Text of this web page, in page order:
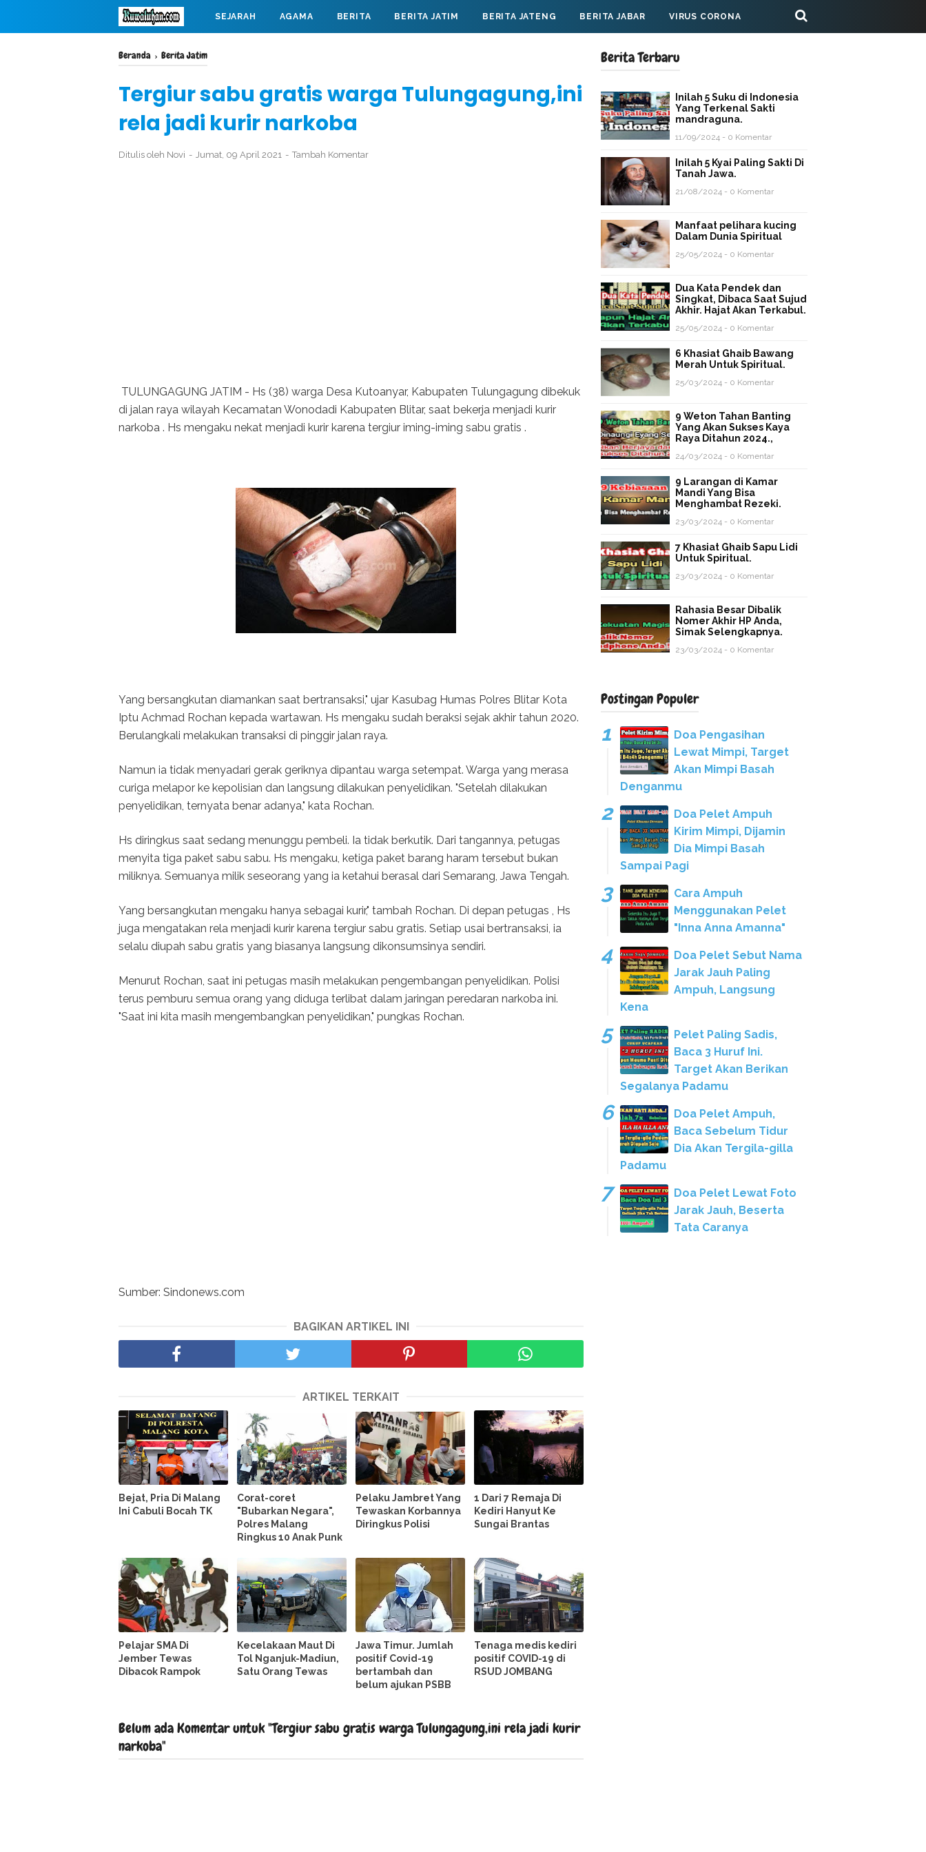
SEJARAH AGAMA BERITA BERITA JATIM BERITA JATENG BERITA JABAR VIRUS CORONA
MAHABARATA
Beranda › Berita Jatim
Tergiur sabu gratis warga Tulungagung,ini
rela jadi kurir narkoba
Ditulis oleh Novi Jumat, 09 April 2021 Tambah Komentar
TULUNGAGUNG JATIM - Hs (38) warga Desa Kutoanyar, Kabupaten Tulungagung dibekuk
di jalan raya wilayah Kecamatan Wonodadi Kabupaten Blitar, saat bekerja menjadi kurir
narkoba . Hs mengaku nekat menjadi kurir karena tergiur iming-iming sabu gratis .
Yang bersangkutan diamankan saat bertransaksi," ujar Kasubag Humas Polres Blitar Kota
Iptu Achmad Rochan kepada wartawan. Hs mengaku sudah beraksi sejak akhir tahun 2020.
Berulangkali melakukan transaksi di pinggir jalan raya.
Namun ia tidak menyadari gerak geriknya dipantau warga setempat. Warga yang merasa
curiga melapor ke kepolisian dan langsung dilakukan penyelidikan. "Setelah dilakukan
penyelidikan, ternyata benar adanya," kata Rochan.
Hs diringkus saat sedang menunggu pembeli. Ia tidak berkutik. Dari tangannya, petugas
menyita tiga paket sabu sabu. Hs mengaku, ketiga paket barang haram tersebut bukan
miliknya. Semuanya milik seseorang yang ia ketahui berasal dari Semarang, Jawa Tengah.
Yang bersangkutan mengaku hanya sebagai kurir," tambah Rochan. Di depan petugas , Hs
juga mengatakan rela menjadi kurir karena tergiur sabu gratis. Setiap usai bertransaksi, ia
selalu diupah sabu gratis yang biasanya langsung dikonsumsinya sendiri.
Menurut Rochan, saat ini petugas masih melakukan pengembangan penyelidikan. Polisi
terus pemburu semua orang yang diduga terlibat dalam jaringan peredaran narkoba ini.
"Saat ini kita masih mengembangkan penyelidikan," pungkas Rochan.
Sumber: Sindonews.com
BAGIKAN ARTIKEL INI
ARTIKEL TERKAIT
Bejat, Pria Di Malang
Ini Cabuli Bocah TK
Corat-coret
"Bubarkan Negara",
Polres Malang
Ringkus 10 Anak Punk
Pelaku Jambret Yang
Tewaskan Korbannya
Diringkus Polisi
1 Dari 7 Remaja Di
Kediri Hanyut Ke
Sungai Brantas
Pelajar SMA Di
Jember Tewas
Dibacok Rampok
Kecelakaan Maut Di
Tol Nganjuk-Madiun,
Satu Orang Tewas
Jawa Timur. Jumlah
positif Covid-19
bertambah dan
belum ajukan PSBB
Tenaga medis kediri
positif COVID-19 di
RSUD JOMBANG
Belum ada Komentar untuk "Tergiur sabu gratis warga Tulungagung,ini rela jadi kurir
narkoba"
Berita Terbaru
Inilah 5 Suku di Indonesia
Yang Terkenal Sakti
mandraguna.
11/09/2024 - 0 Komentar
Inilah 5 Kyai Paling Sakti Di
Tanah Jawa.
21/08/2024 - 0 Komentar
Manfaat pelihara kucing
Dalam Dunia Spiritual
25/05/2024 - 0 Komentar
Dua Kata Pendek dan
Singkat, Dibaca Saat Sujud
Akhir. Hajat Akan Terkabul.
25/05/2024 - 0 Komentar
6 Khasiat Ghaib Bawang
Merah Untuk Spiritual.
25/03/2024 - 0 Komentar
9 Weton Tahan Banting
Yang Akan Sukses Kaya
Raya Ditahun 2024.,
24/03/2024 - 0 Komentar
9 Larangan di Kamar
Mandi Yang Bisa
Menghambat Rezeki.
23/03/2024 - 0 Komentar
7 Khasiat Ghaib Sapu Lidi
Untuk Spiritual.
23/03/2024 - 0 Komentar
Rahasia Besar Dibalik
Nomer Akhir HP Anda,
Simak Selengkapnya.
23/03/2024 - 0 Komentar
Postingan Populer
Doa Pengasihan
Lewat Mimpi, Target
Akan Mimpi Basah
Denganmu
Doa Pelet Ampuh
Kirim Mimpi, Dijamin
Dia Mimpi Basah
Sampai Pagi
Cara Ampuh
Menggunakan Pelet
"Inna Anna Amanna"
Doa Pelet Sebut Nama
Jarak Jauh Paling
Ampuh, Langsung
Kena
Pelet Paling Sadis,
Baca 3 Huruf Ini.
Target Akan Berikan
Segalanya Padamu
Doa Pelet Ampuh,
Baca Sebelum Tidur
Dia Akan Tergila-gilla
Padamu
Doa Pelet Lewat Foto
Jarak Jauh, Beserta
Tata Caranya